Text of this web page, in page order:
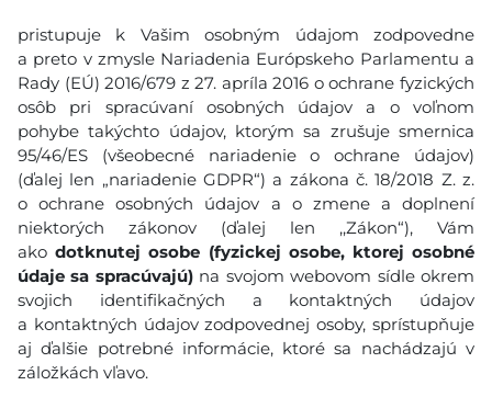
pristupuje k Vašim osobným údajom zodpovedne
a preto v zmysle Nariadenia Európskeho Parlamentu a
Rady (EÚ) 2016/679 z 27. apríla 2016 o ochrane fyzických
osôb pri spracúvaní osobných údajov a o voľnom
pohybe takýchto údajov, ktorým sa zrušuje smernica
95/46/ES (všeobecné nariadenie o ochrane údajov)
(ďalej len „nariadenie GDPR“) a zákona č. 18/2018 Z. z.
o ochrane osobných údajov a o zmene a doplnení
niektorých zákonov (ďalej len ,,Zákon“), Vám
akodotknutej osobe (fyzickej osobe, ktorej osobné
údaje sa spracúvajú)na svojom webovom sídle okrem
svojich identifikačných a kontaktných údajov
a kontaktných údajov zodpovednej osoby, sprístupňuje
aj ďalšie potrebné informácie, ktoré sa nachádzajú v
záložkách vľavo.